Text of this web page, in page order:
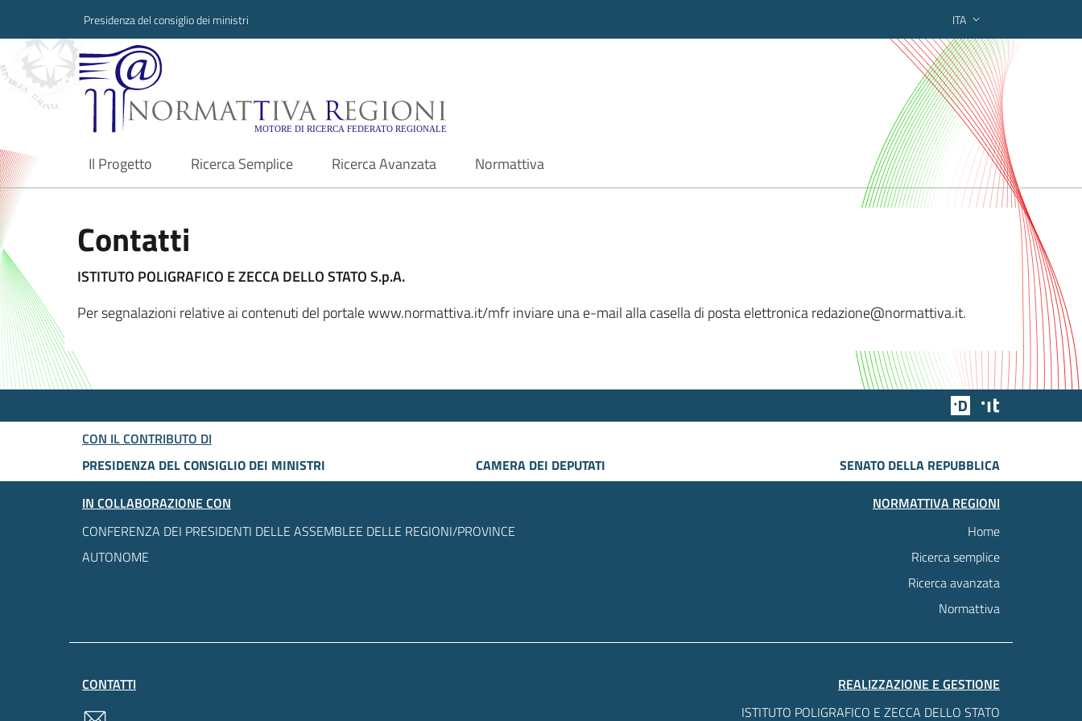
Presidenza del consiglio dei ministri ITA
Normattiva Regioni - Motore di ricerca federato regionale
Il Progetto
current Ricerca Semplice Ricerca Avanzata Normattiva
Contatti
ISTITUTO POLIGRAFICO E ZECCA DELLO STATO S.p.A.
Per segnalazioni relative ai contenuti del portale www.normattiva.it/mfr inviare una e-mail alla casella di posta elettronica redazione@normattiva.it.
Team Digitale
CON IL CONTRIBUTO DI
PRESIDENZA DEL CONSIGLIO DEI MINISTRI
CAMERA DEI DEPUTATI
SENATO DELLA REPUBBLICA
IN COLLABORAZIONE CON
CONFERENZA DEI PRESIDENTI DELLE ASSEMBLEE DELLE REGIONI/PROVINCE
AUTONOME
NORMATTIVA REGIONI
Home
Ricerca semplice
Ricerca avanzata
Normattiva
CONTATTI
REALIZZAZIONE E GESTIONE
ISTITUTO POLIGRAFICO E ZECCA DELLO STATO